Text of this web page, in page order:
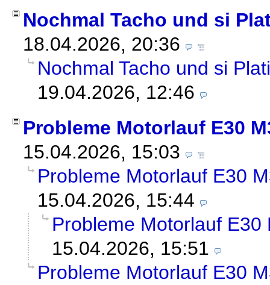
Nochmal Tacho und si
18.04.2026, 20:36
Nochmal Tacho und si
19.04.2026, 12:46
Probleme Motorlauf E30
15.04.2026, 15:03
Probleme Motorlauf E30
15.04.2026, 15:44
Probleme Motorlauf E30
15.04.2026, 15:51
Probleme Motorlauf E30